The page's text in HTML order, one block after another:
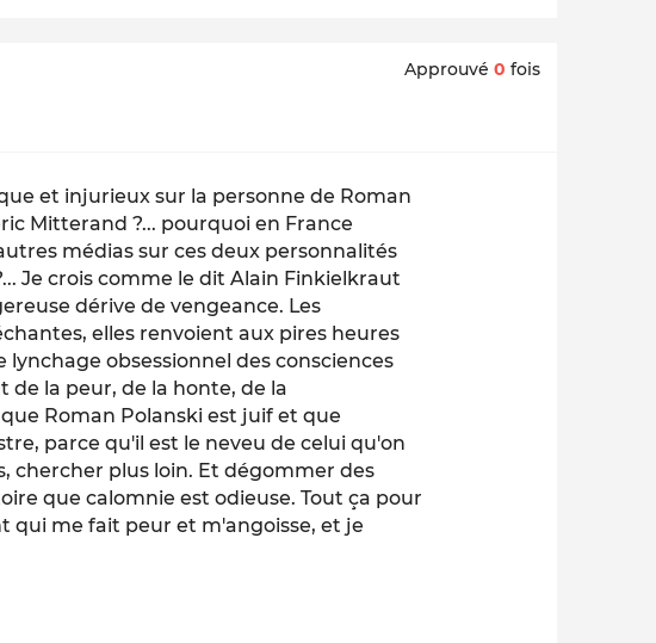
Approuvé 0 fois
et injurieux sur la personne de Roman
Mitterand ?... pourquoi en France
médias sur ces deux personnalités
Je crois comme le dit Alain Finkielkraut
dérive de vengeance. Les
elles renvoient aux pires heures
obsessionnel des consciences
de la peur, de la honte, de la
Roman Polanski est juif et que
parce qu'il est le neveu de celui qu'on
chercher plus loin. Et dégommer des
que calomnie est odieuse. Tout ça pour
qui me fait peur et m'angoisse, et je